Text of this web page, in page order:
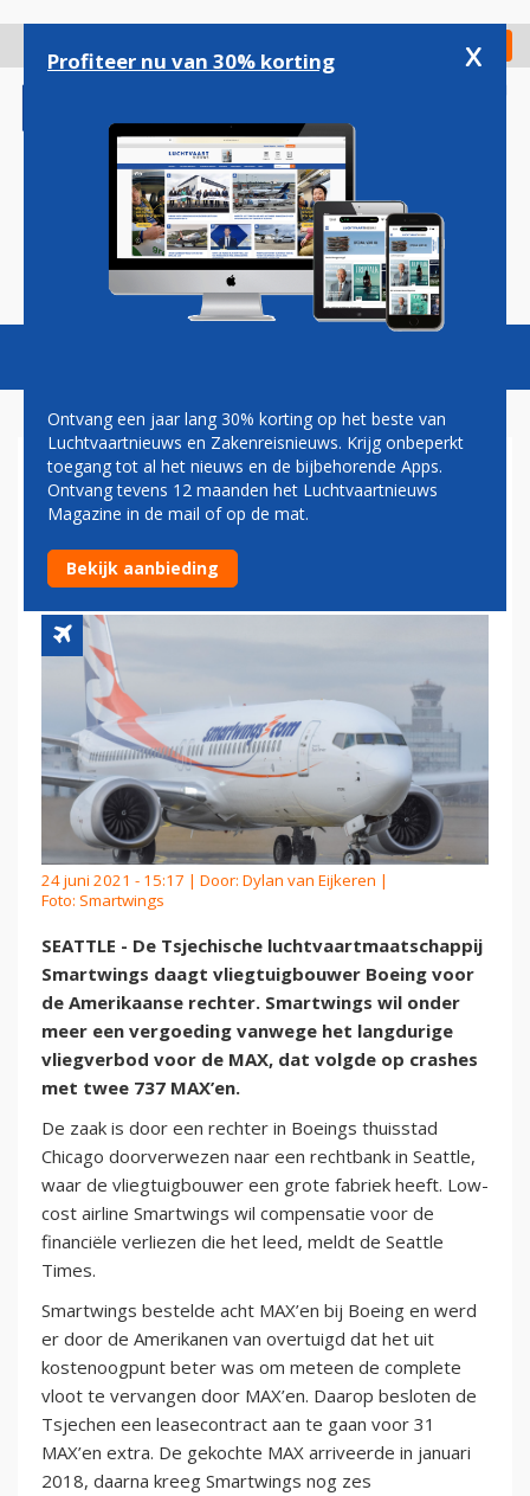
gaan
Check in
Magazine Podcasts Vacatures
SMARTWINGS KLAAGT
BOEING AAN VANWEGE MAX-
PROBLEMATIEK
24 juni 2021 - 15:17 | Door: Dylan van Eijkeren |
Foto: Smartwings
SEATTLE - De Tsjechische luchtvaartmaatschappij
Smartwings daagt vliegtuigbouwer Boeing voor
de Amerikaanse rechter. Smartwings wil onder
meer een vergoeding vanwege het langdurige
vliegverbod voor de MAX, dat volgde op crashes
met twee 737 MAX’en.
De zaak is door een rechter in Boeings thuisstad
Chicago doorverwezen naar een rechtbank in Seattle,
waar de vliegtuigbouwer een grote fabriek heeft. Low-
cost airline Smartwings wil compensatie voor de
financiële verliezen die het leed, meldt de Seattle
Times.
Smartwings bestelde acht MAX’en bij Boeing en werd
er door de Amerikanen van overtuigd dat het uit
kostenoogpunt beter was om meteen de complete
vloot te vervangen door MAX’en. Daarop besloten de
Tsjechen een leasecontract aan te gaan voor 31
MAX’en extra. De gekochte MAX arriveerde in januari
2018, daarna kreeg Smartwings nog zes
Profiteer nu van 30% korting x
Ontvang een jaar lang 30% korting op het beste van
Luchtvaartnieuws en Zakenreisnieuws. Krijg onbeperkt
toegang tot al het nieuws en de bijbehorende Apps.
Ontvang tevens 12 maanden het Luchtvaartnieuws
Magazine in de mail of op de mat.
Bekijk aanbieding